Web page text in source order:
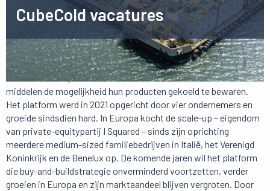
CubeCold vacatures
Over CubeCold
CubeCold biedt producenten van voedsel en farmaceutische
middelen de mogelijkheid hun producten gekoeld te bewaren.
Het platform werd in 2021 opgericht door vier ondernemers en
groeide sindsdien hard. In Europa kocht de scale-up – eigendom
van private-equitypartij I Squared – sinds zijn oprichting
meerdere medium-sized familiebedrijven in Italië, het Verenigd
Koninkrijk en de Benelux op. De komende jaren wil het platform
die buy-and-buildstrategie onverminderd voortzetten, verder
groeien in Europa en zijn marktaandeel blijven vergroten. Door